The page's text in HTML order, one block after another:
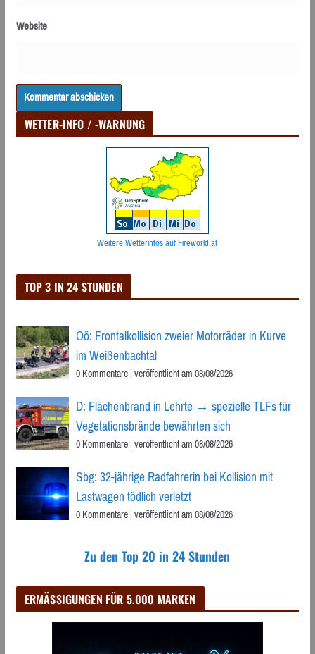
Website
WETTER-INFO / -WARNUNG
Weitere Wetterinfos auf Fireworld.at
TOP 3 IN 24 STUNDEN
Oö: Frontalkollision zweier Motorräder in Kurve
im Weißenbachtal
0 Kommentare|veröffentlicht am 08/08/2026
D: Flächenbrand in Lehrte → spezielle TLFs für
Vegetationsbrände bewährten sich
0 Kommentare|veröffentlicht am 08/08/2026
Sbg: 32-jährige Radfahrerin bei Kollision mit
Lastwagen tödlich verletzt
0 Kommentare|veröffentlicht am 08/08/2026
Zu den Top 20 in 24 Stunden
ERMÄSSIGUNGEN FÜR 5.000 MARKEN